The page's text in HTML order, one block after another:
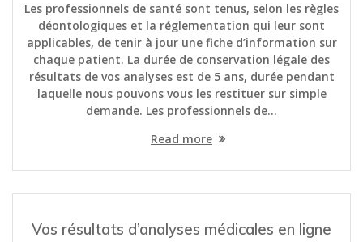
Les professionnels de santé sont tenus, selon les règles
déontologiques et la réglementation qui leur sont
applicables, de tenir à jour une fiche d’information sur
chaque patient. La durée de conservation légale des
résultats de vos analyses est de 5 ans, durée pendant
laquelle nous pouvons vous les restituer sur simple
demande. Les professionnels de…
Read more
Vos résultats d’analyses médicales en ligne